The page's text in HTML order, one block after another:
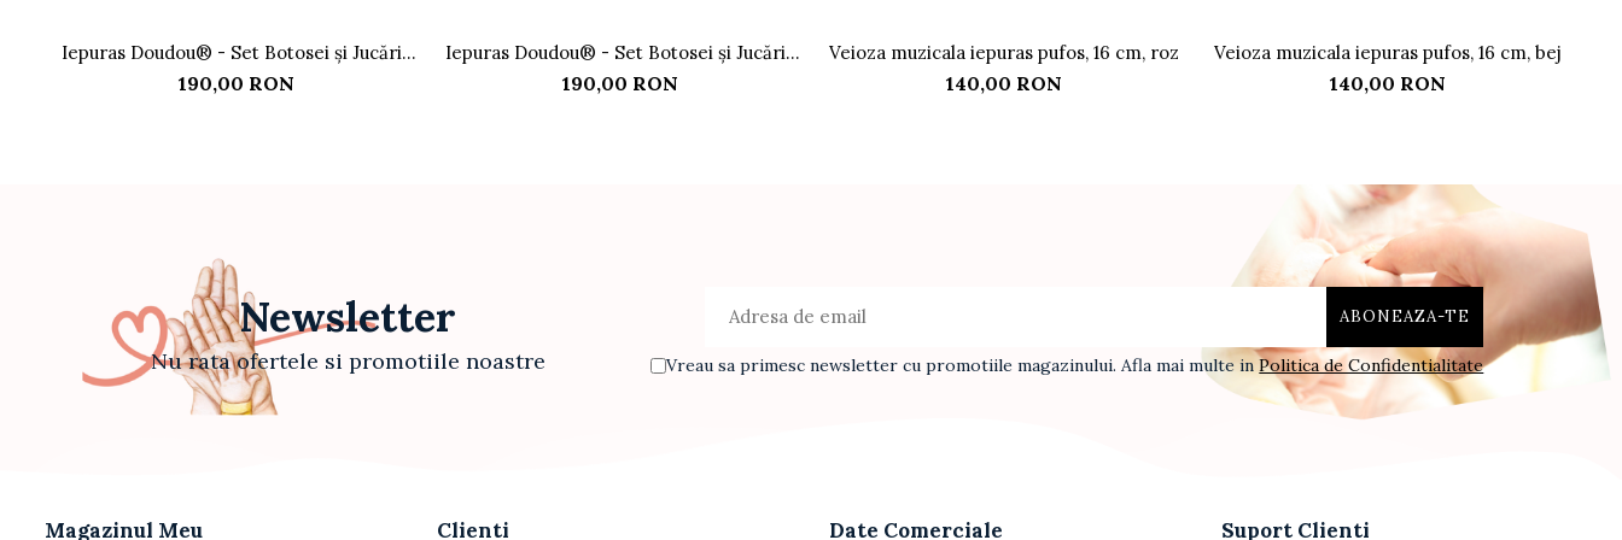
Iepuras Doudou® - Set Botosei și Jucărie
de Pluș, Bej
190,00 RON
Iepuras Doudou® - Set Botosei și Jucărie
de Pluș, Roz
190,00 RON
Veioza muzicala iepuras pufos, 16 cm, roz
140,00 RON
Veioza muzicala iepuras pufos, 16 cm, bej
140,00 RON
Newsletter
Nu rata ofertele si promotiile noastre Vreau sa primesc newsletter cu promotiile magazinului. Afla mai multe inPolitica de Confidentialitate
Magazinul Meu Clienti Date Comerciale Suport Clienti